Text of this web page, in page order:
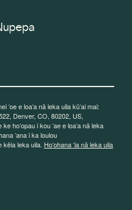
ʻoe e loaʻa nā leka uila kūʻai mai:
Denver, CO, 80202, US,
hoʻopau i kou ʻae e loaʻa nā leka
ʻana i ka loulou
kēia leka uila. Hoʻohana ʻia nā leka uila